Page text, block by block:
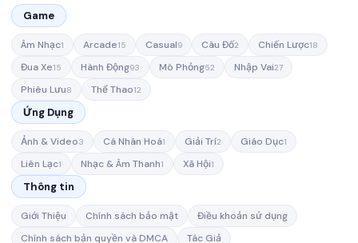
Game
Âm Nhạc1 Arcade15 Casual9 Câu Đố2 Chiến Lược18
Đua Xe15 Hành Động93 Mô Phỏng52 Nhập Vai27
Phiêu Lưu8 Thể Thao12
Ứng Dụng
Ảnh & Video3 Cá Nhân Hoá1 Giải Trí2 Giáo Dục1
Liên Lạc1 Nhạc & Âm Thanh1 Xã Hội1
Thông tin
Giới Thiệu Chính sách bảo mật
Điều khoản sử dụng
Chính sách bản quyền và DMCA
Tác Giả